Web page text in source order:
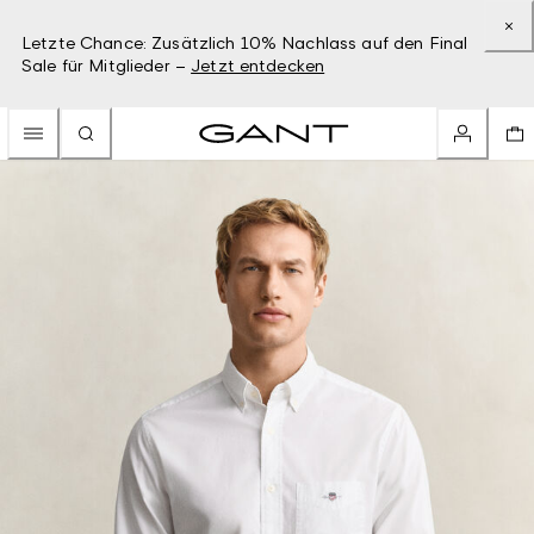
Letzte Chance: Zusätzlich 10% Nachlass auf den Final
Sale für Mitglieder – Jetzt entdecken